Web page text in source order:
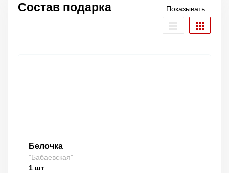
Состав подарка Показывать:
Белочка
"Бабаевская"
1 шт